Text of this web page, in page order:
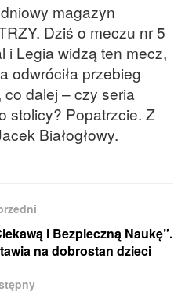
magazyn
Dziś o meczu nr 5
i Legia widzą ten mecz,
odwróciła przebieg
dalej – czy seria
stolicy? Popatrzcie. Z
Białogłowy.
i Bezpieczną Naukę”.
na dobrostan dzieci